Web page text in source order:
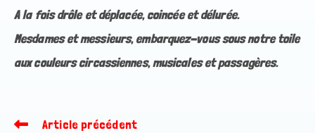
A la fois drôle et déplacée, coincée et délurée.
Mesdames et messieurs, embarquez-vous sous notre toile
aux couleurs circassiennes, musicales et passagères.
Read
Article précédent